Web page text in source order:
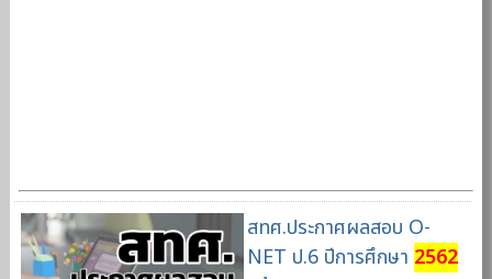
สทศ.ประกาศผลสอบ O-
NET ป.6 ปีการศึกษา 2562